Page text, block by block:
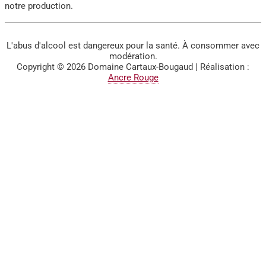
notre production.
L'abus d'alcool est dangereux pour la santé. À consommer avec
modération.
Copyright © 2026 Domaine Cartaux-Bougaud | Réalisation :
Ancre Rouge